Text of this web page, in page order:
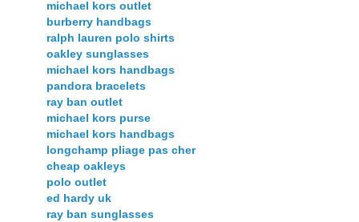
michael kors outlet
burberry handbags
ralph lauren polo shirts
oakley sunglasses
michael kors handbags
pandora bracelets
ray ban outlet
michael kors purse
michael kors handbags
longchamp pliage pas cher
cheap oakleys
polo outlet
ed hardy uk
ray ban sunglasses